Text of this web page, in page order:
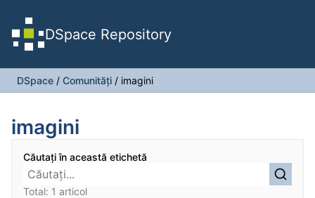
DSpace Repository
DSpace / Comunități / imagini
imagini
Căutați în această etichetă
Total: 1 articol